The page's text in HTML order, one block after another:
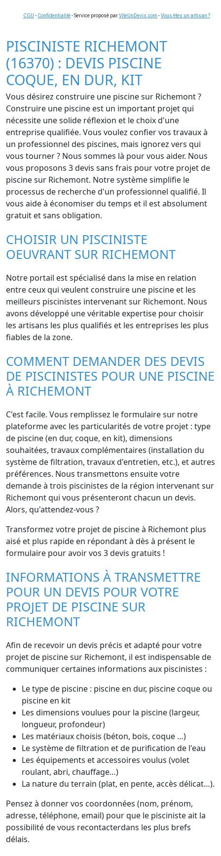
CGU - Confidentialité- Service proposé parViteUnDevis.com -Vous êtes un artisan ?
PISCINISTE RICHEMONT
(16370) : DEVIS PISCINE
COQUE, EN DUR, KIT
Vous désirez construire une piscine sur Richemont ?
Construire une piscine est un important projet qui
nécessite une solide réflexion et le choix d'une
entreprise qualifiée. Vous voulez confier vos travaux à
un professionnel des piscines, mais ignorez vers qui
vous tourner ? Nous sommes là pour vous aider. Nous
vous proposons 3 devis sans frais pour votre projet de
piscine sur Richemont. Notre système simplifie le
processus de recherche d'un professionnel qualifié. Il
vous aide à économiser du temps et il est absolument
gratuit et sans obligation.
CHOISIR UN PISCINISTE
OEUVRANT SUR RICHEMONT
Notre portail est spécialisé dans la mise en relation
entre ceux qui veulent construire une piscine et les
meilleurs piscinistes intervenant sur Richemont. Nous
avons développé une véritable expertise pour choisir
les artisans les plus qualifiés et les entreprises les plus
fiables de la zone.
COMMENT DEMANDER DES DEVIS
DE PISCINISTES POUR UNE PISCINE
À RICHEMONT
C'est facile. Vous remplissez le formulaire sur notre
plateforme avec les particularités de votre projet : type
de piscine (en dur, coque, en kit), dimensions
souhaitées, travaux complémentaires (installation du
système de filtration, travaux d'entretien, etc.), et autres
préférences. Nous transmettons ensuite votre
demande à trois piscinistes de la région intervenant sur
Richemont qui vous présenteront chacun un devis.
Alors, qu'attendez-vous ?
Transformez votre projet de piscine à Richemont plus
aisé et plus rapide en répondant à dès à présent le
formulaire pour avoir vos 3 devis gratuits !
INFORMATIONS À TRANSMETTRE
POUR UN DEVIS POUR VOTRE
PROJET DE PISCINE SUR
RICHEMONT
Afin de recevoir un devis précis et adapté pour votre
projet de piscine sur Richemont, il est indispensable de
communiquer certaines informations aux piscinistes :
Le type de piscine : piscine en dur, piscine coque ou
piscine en kit
Les dimensions voulues pour la piscine (largeur,
longueur, profondeur)
Les matériaux choisis (béton, bois, coque …)
Le système de filtration et de purification de l'eau
Les équipements et accessoires voulus (volet
roulant, abri, chauffage…)
La nature du terrain (plat, en pente, accès délicat…).
Pensez à donner vos coordonnées (nom, prénom,
adresse, téléphone, email) pour que le pisciniste ait la
possibilité de vous recontacterdans les plus brefs
délais.